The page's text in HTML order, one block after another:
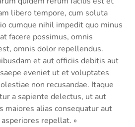
libero tempore, cum soluta
cumque nihil impedit quo minus
facere possimus, omnis
omnis dolor repellendus.
et aut officiis debitis aut
eveniet ut et voluptates
non recusandae. Itaque
a sapiente delectus, ut aut
maiores alias consequatur aut
repellat. »